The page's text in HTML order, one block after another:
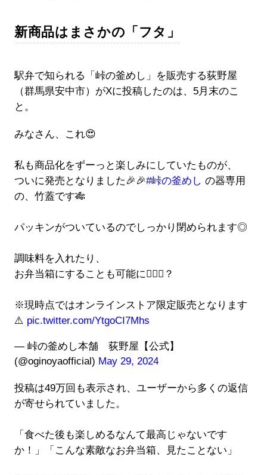
新商品はまさかの「フタ」
駅弁で知られる「峠の釜めし」を販売する荻野屋
（群馬県安中市）がXに投稿したのは、5月末のこ
と。
みなさん、これ😍
私も商品化をずーっと楽しみにしていたものが、
ついに発売となりました🎉🎉#峠の釜めし の器専用
の、竹蓋です🎋
パッキンがついているのでしっかり閉められます◎
調味料を入れたり、
お弁当箱にすることも可能に🙆🏻‍♀️？
※現時点ではオンラインストア限定販売となります
⚠️ pic.twitter.com/YtgoCI7Mhs
— 峠の釜めし本舗 荻野屋【公式】
(@oginoyaofficial) May 29, 2024
投稿は49万回も表示され、ユーザーから多くの返信
が寄せられていました。
「食べた後も楽しめるなんて最高じゃないです
か！」「こんな素敵なお弁当箱、見たことない」